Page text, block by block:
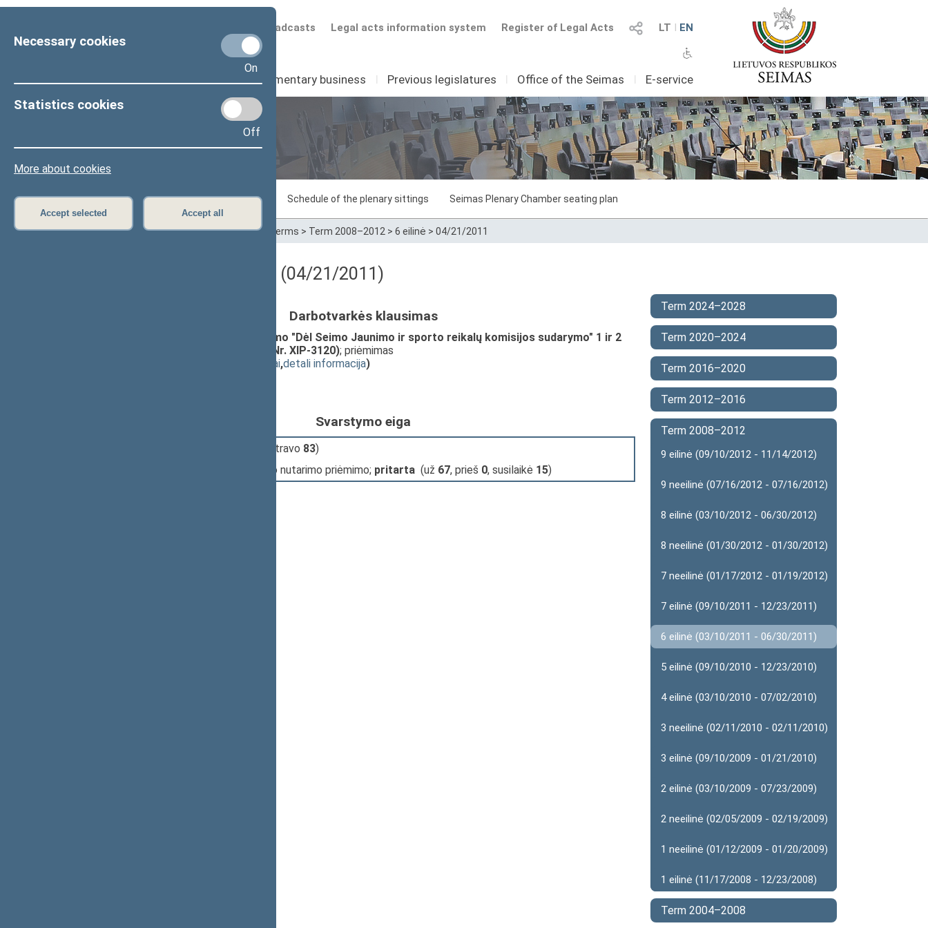
Necessary cookies
On
Statistics cookies
Off
More about cookies
Accept selected Accept all
LT I EN
Register of Legal Acts
Legal acts information system
Scheduled broadcasts
Seimas I Parliamentary business I Previous legislatures I Office of the Seimas I E-service
Sitting in progress Plenary sittings Schedule of the plenary sittings Seimas Plenary Chamber seating plan
Home>Plenary sittings>Parliamentary terms > Term 2008–2012 > 6 eilinė > 04/21/2011
Darbotvarkės klausimas (04/21/2011)
Darbotvarkės klausimas
Seimo NUTARIMO dėl Seimo nutarimo "Dėl Seimo Jaunimo ir sporto reikalų komisijos sudarymo" 1 ir 2
straipsnių pakeitimo PROJEKTAS (Nr. XIP-3120); priėmimas
susiję dokumentai,detali informacija)
Svarstymo eiga
(užsiregistravo 83)
dėl Seimo nutarimo priėmimo; pritarta (už 67, prieš 0, susilaikė 15)
Term 2024–2028
Term 2020–2024
Term 2016–2020
Term 2012–2016
Term 2008–2012
9 eilinė (09/10/2012 - 11/14/2012)
9 neeilinė (07/16/2012 - 07/16/2012)
8 eilinė (03/10/2012 - 06/30/2012)
8 neeilinė (01/30/2012 - 01/30/2012)
7 neeilinė (01/17/2012 - 01/19/2012)
7 eilinė (09/10/2011 - 12/23/2011)
6 eilinė (03/10/2011 - 06/30/2011)
5 eilinė (09/10/2010 - 12/23/2010)
4 eilinė (03/10/2010 - 07/02/2010)
3 neeilinė (02/11/2010 - 02/11/2010)
3 eilinė (09/10/2009 - 01/21/2010)
2 eilinė (03/10/2009 - 07/23/2009)
2 neeilinė (02/05/2009 - 02/19/2009)
1 neeilinė (01/12/2009 - 01/20/2009)
1 eilinė (11/17/2008 - 12/23/2008)
Term 2004–2008